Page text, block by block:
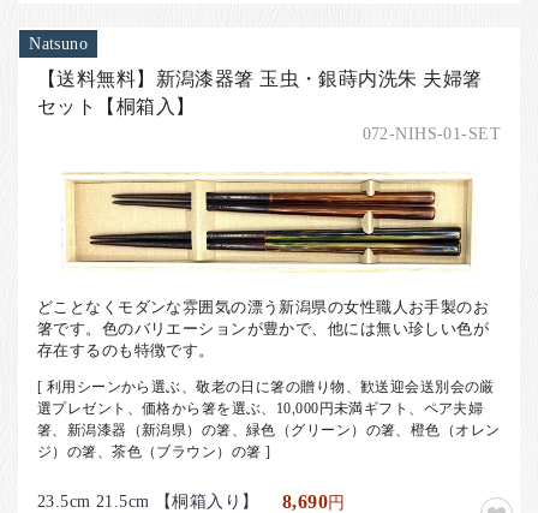
Natsuno
【送料無料】新潟漆器箸 玉虫・銀蒔内洗朱 夫婦箸
セット【桐箱入】
072-NIHS-01-SET
どことなくモダンな雰囲気の漂う新潟県の女性職人お手製のお
箸です。色のバリエーションが豊かで、他には無い珍しい色が
存在するのも特徴です。
[ 利用シーンから選ぶ、敬老の日に箸の贈り物、歓送迎会送別会の厳
選プレゼント、価格から箸を選ぶ、10,000円未満ギフト、ペア夫婦
箸、新潟漆器（新潟県）の箸、緑色（グリーン）の箸、橙色（オレン
ジ）の箸、茶色（ブラウン）の箸 ]
23.5cm 21.5cm 【桐箱入り】 8,690円